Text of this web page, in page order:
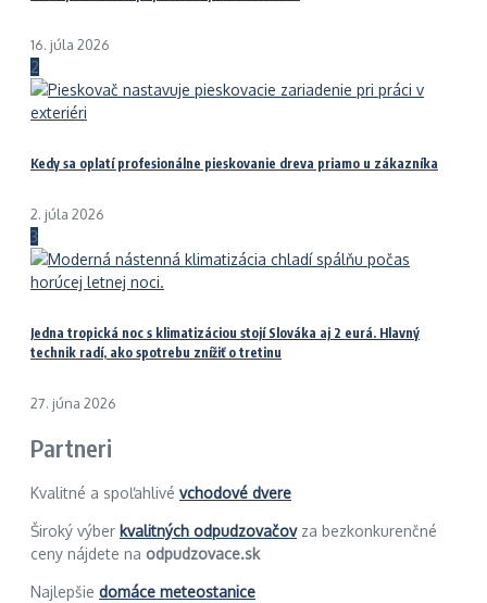
16. júla 2026
2
Kedy sa oplatí profesionálne pieskovanie dreva priamo u zákazníka
2. júla 2026
3
Jedna tropická noc s klimatizáciou stojí Slováka aj 2 eurá. Hlavný
technik radí, ako spotrebu znížiť o tretinu
27. júna 2026
Partneri
Kvalitné a spoľahlivé vchodové dvere
Široký výber kvalitných odpudzovačovza bezkonkurenčné
ceny nájdete na odpudzovace.sk
Najlepšie domáce meteostanice